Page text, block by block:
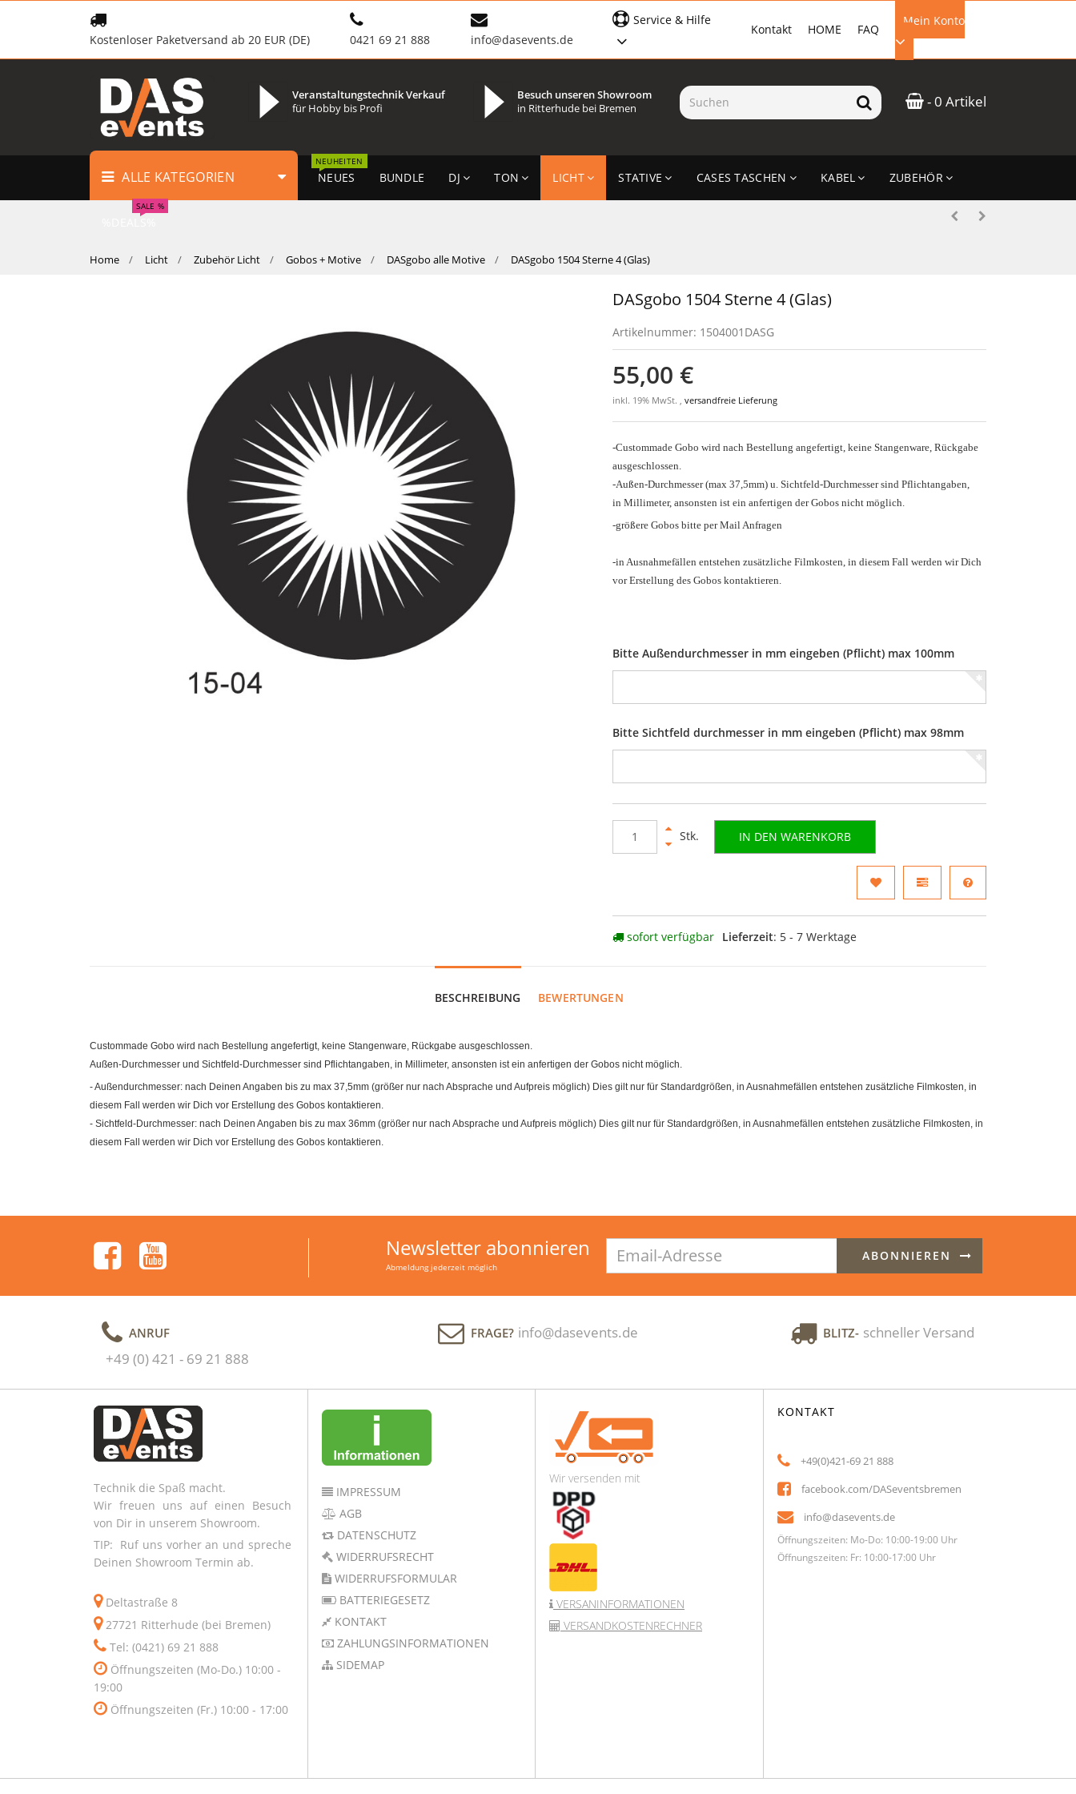
Kostenloser Paketversand ab 20 EUR (DE) 0421 69 21 888 info@dasevents.de
Mein Konto
EMAIL-ADRESSE
ANMELDEN
FAQ
HOME
Kontakt
Service & Hilfe
- 0 Artikel
Veranstaltungstechnik Verkauf
für Hobby bis Profi
Besuch unseren Showroom
in Ritterhude bei Bremen
ALLE KATEGORIEN NEUES
NEUHEITEN
BUNDLE DJ TON LICHT STATIVE CASES TASCHEN KABEL ZUBEHÖR
SALE %
Home Licht Zubehör Licht Gobos + Motive DASgobo alle Motive DASgobo 1504 Sterne 4 (Glas)
DASgobo 1504 Sterne 4 (Glas)
Artikelnummer: 1504001DASG
55,00 €
inkl. 19% MwSt. ,versandfreie Lieferung
-Custommade Gobo wird nach Bestellung angefertigt, keine Stangenware, Rückgabe
ausgeschlossen.
-Außen-Durchmesser(max 37,5mm) u. Sichtfeld-Durchmesser sind Pflichtangaben,
in Millimeter, ansonsten ist ein anfertigen der Gobos nicht möglich.
-größere Gobos bitte per Mail Anfragen
-in Ausnahmefällen entstehen zusätzliche Filmkosten, in diesem Fall werden wir Dich
vor Erstellung des Gobos kontaktieren.
Bitte Außendurchmesser in mm eingeben (Pflicht) max 100mm
Bitte Sichtfeld durchmesser in mm eingeben (Pflicht) max 98mm
Stk. IN DEN WARENKORB
sofort verfügbar Lieferzeit: 5 - 7 Werktage
BESCHREIBUNG BEWERTUNGEN
Custommade Gobo wird nach Bestellung angefertigt, keine Stangenware, Rückgabe ausgeschlossen.
Außen-Durchmesser und Sichtfeld-Durchmesser sind Pflichtangaben, in Millimeter, ansonsten ist ein anfertigen der Gobos nicht möglich.
- Außendurchmesser: nach Deinen Angaben bis zu max 37,5mm (größer nur nach Absprache und Aufpreis möglich) Dies gilt nur für Standardgrößen, in Ausnahmefällen entstehen zusätzliche Filmkosten, in
diesem Fall werden wir Dich vor Erstellung des Gobos kontaktieren.
- Sichtfeld-Durchmesser: nach Deinen Angaben bis zu max 36mm (größer nur nach Absprache und Aufpreis möglich) Dies gilt nur für Standardgrößen, in Ausnahmefällen entstehen zusätzliche Filmkosten, in
diesem Fall werden wir Dich vor Erstellung des Gobos kontaktieren.
Newsletter abonnieren
Abmeldung jederzeit möglich
Adresse
ABONNIEREN
ANRUF
+49 (0) 421 - 69 21 888
FRAGE? info@dasevents.de BLITZ- schneller Versand
Technik die Spaß macht.
Wir freuen uns auf einen Besuch
von Dir in unserem Showroom.
TIP: Ruf uns vorher an und spreche
Deinen Showroom Termin ab.
Deltastraße 8
27721 Ritterhude (bei Bremen)
Tel: (0421) 69 21 888
Öffnungszeiten (Mo-Do.) 10:00 -
19:00
Öffnungszeiten (Fr.) 10:00 - 17:00
IMPRESSUM
AGB
DATENSCHUTZ
WIDERRUFSRECHT
WIDERRUFSFORMULAR
BATTERIEGESETZ
KONTAKT
ZAHLUNGSINFORMATIONEN
SIDEMAP
Wir versenden mit
VERSANINFORMATIONEN
VERSANDKOSTENRECHNER
KONTAKT
+49(0)421-69 21 888
facebook.com/DASeventsbremen
info@dasevents.de
Öffnungszeiten: Mo-Do: 10:00-19:00 Uhr
Öffnungszeiten: Fr: 10:00-17:00 Uhr